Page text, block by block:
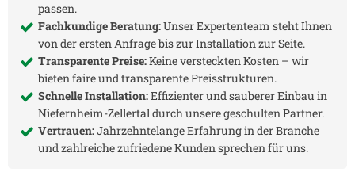
passen.
Fachkundige Beratung:Unser Expertenteam steht Ihnen
von der ersten Anfrage bis zur Installation zur Seite.
Transparente Preise:Keine versteckten Kosten – wir
bieten faire und transparente Preisstrukturen.
Schnelle Installation:Effizienter und sauberer Einbau in
Niefernheim-Zellertaldurch unsere geschulten Partner.
Vertrauen:Jahrzehntelange Erfahrung in der Branche
und zahlreiche zufriedene Kunden sprechen für uns.